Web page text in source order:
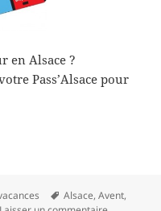
en Alsace ?
Pass’Alsace pour
Mots-
Alsace,Avent,